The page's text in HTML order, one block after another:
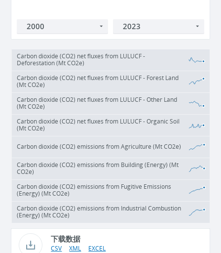
Carbon dioxide (CO2) net fluxes from LULUCF -
Deforestation (Mt CO2e)
Carbon dioxide (CO2) net fluxes from LULUCF - Forest Land
(Mt CO2e)
Carbon dioxide (CO2) net fluxes from LULUCF - Other Land
(Mt CO2e)
Carbon dioxide (CO2) net fluxes from LULUCF - Organic Soil
(Mt CO2e)
Carbon dioxide (CO2) emissions from Agriculture (Mt CO2e)
Carbon dioxide (CO2) emissions from Building (Energy) (Mt
CO2e)
Carbon dioxide (CO2) emissions from Fugitive Emissions
(Energy) (Mt CO2e)
Carbon dioxide (CO2) emissions from Industrial Combustion
(Energy) (Mt CO2e)
下载数据
CSV XML EXCEL